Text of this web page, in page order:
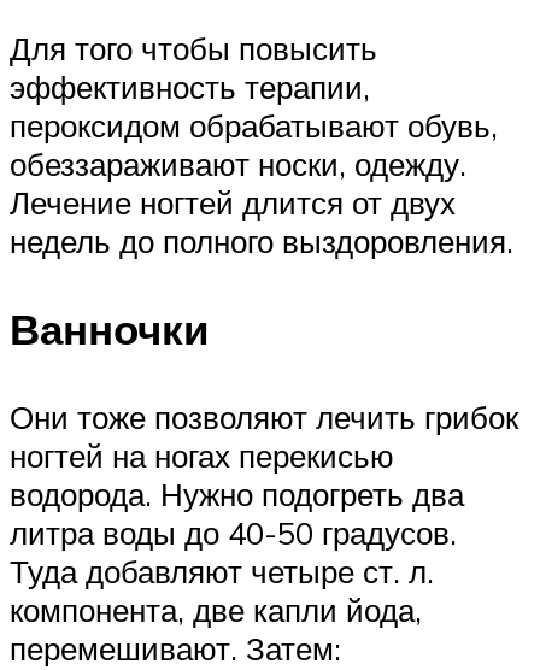
Для того чтобы повысить
эффективность терапии,
пероксидом обрабатывают обувь,
обеззараживают носки, одежду.
Лечение ногтей длится от двух
недель до полного выздоровления.
Ванночки
Они тоже позволяют лечить грибок
ногтей на ногах перекисью
водорода. Нужно подогреть два
литра воды до 40-50 градусов.
Туда добавляют четыре ст. л.
компонента, две капли йода,
перемешивают. Затем: